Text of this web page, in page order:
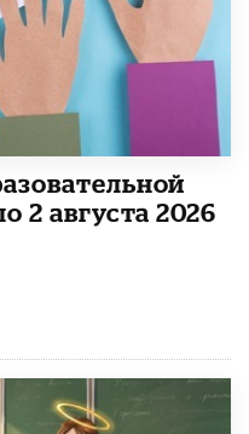
2 августа 2026